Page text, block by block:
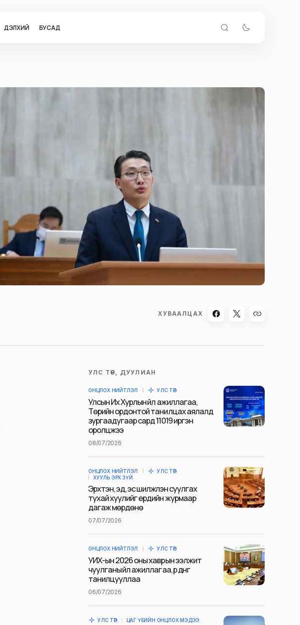
ДЭЛХИЙ БУСАД
ХУВААЛЦАХ
УЛС ТӨР, ДУУЛИАН
ОНЦЛОХ НИЙТЛЭЛ УЛС ТӨР
Улсын Их Хурлын үйл ажиллагаа,
Төрийн ордонтой танилцах аялалд
зургаадугаар сард 11019 иргэн
оролцжээ
08/07/2026
ОНЦЛОХ НИЙТЛЭЛ
УЛС ТӨР
ХУУЛЬ ЭРХ ЗҮЙ
Эрхтэн, эд, эс шилжүүлэн суулгах
тухай хуулийг ердийн журмаар
дагаж мөрдөнө
07/07/2026
ОНЦЛОХ НИЙТЛЭЛ УЛС ТӨР
УИХ-ын 2026 оны хаврын ээлжит
чуулганы үйл ажиллагаа, үр дүнг
танилцууллаа
06/07/2026
УЛС ТӨР ЦАГ ҮЕИЙН ОНЦЛОХ МЭДЭЭ